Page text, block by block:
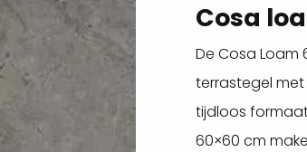
Cosa
De Cosa Loam
terrastegel
tijdloos
60×60 cm